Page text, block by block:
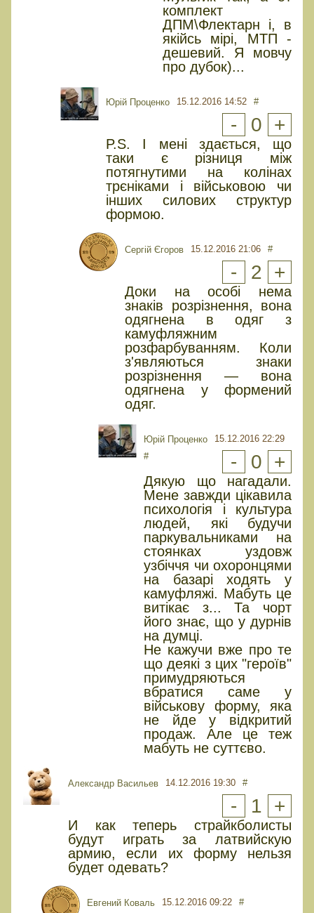
комплект
ДПМ\Флектарн і, в
якійсь мірі, МТП -
дешевий. Я мовчу
про дубок)...
Юрiй Проценко 15.12.2016 14:52 #
- 0 +
P.S. І мені здається, що
таки є різниця між
потягнутими на колінах
трєніками і військовою чи
інших силових структур
формою.
Сергій Єгоров 15.12.2016 21:06 #
- 2 +
Доки на особі нема
знаків розрізнення, вона
одягнена в одяг з
камуфляжним
розфарбуванням. Коли
з'являються знаки
розрізнення — вона
одягнена у формений
одяг.
Юрiй Проценко
15.12.2016 22:29
#
- 0 +
Дякую що нагадали.
Мене завжди цікавила
психологія і культура
людей, які будучи
паркувальниками на
стоянках уздовж
узбіччя чи охоронцями
на базарі ходять у
камуфляжі. Мабуть це
витікає з... Та чорт
його знає, що у дурнів
на думці.
Не кажучи вже про те
що деякі з цих "героїв"
примудряються
вбратися саме у
військову форму, яка
не йде у відкритий
продаж. Але це теж
мабуть не суттєво.
Александр Васильев 14.12.2016 19:30 #
- 1 +
И как теперь страйкболисты
будут играть за латвийскую
армию, если их форму нельзя
будет одевать?
Евгений Коваль 15.12.2016 09:22 #